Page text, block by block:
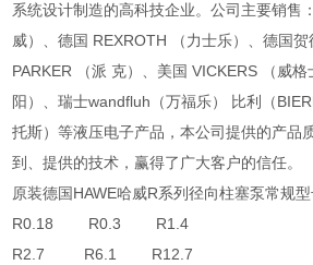
系统设计制造的高科技企业。公司主要销售
威）、德国 REXROTH （力士乐）、德国
PARKER （派 克）、美国 VICKERS （威
阳）、瑞士wandfluh（万福乐） 比利（
托斯）等液压电子产品，本公司提供的产品
到、提供的技术，赢得了广大客户的信任。
原装德国HAWE哈威R系列径向柱塞泵常规型
R0.18 R0.3 R1.4
R2.7 R6.1 R12.7